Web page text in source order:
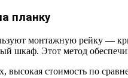
планку
монтажную рейку —
шкаф. Этот метод
высокая стоимость по